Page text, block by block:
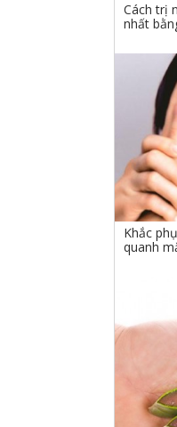
Cách trị
nhất
Khắc
quanh